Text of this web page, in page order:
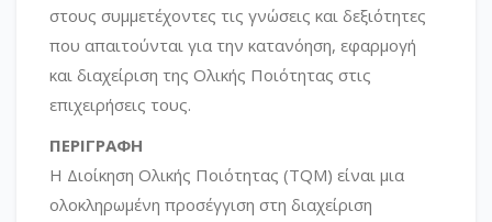
στους συμμετέχοντες τις γνώσεις και δεξιότητες
που απαιτούνται για την κατανόηση, εφαρμογή
και διαχείριση της Ολικής Ποιότητας στις
επιχειρήσεις τους.
ΠΕΡΙΓΡΑΦΗ
Η Διοίκηση Ολικής Ποιότητας (TQM) είναι μια
ολοκληρωμένη προσέγγιση στη διαχείριση